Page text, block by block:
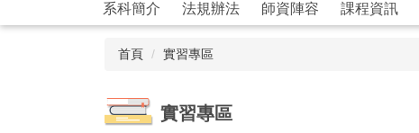
系科簡介 法規辦法 師資陣容 課程資訊
首頁 實習專區
實習專區